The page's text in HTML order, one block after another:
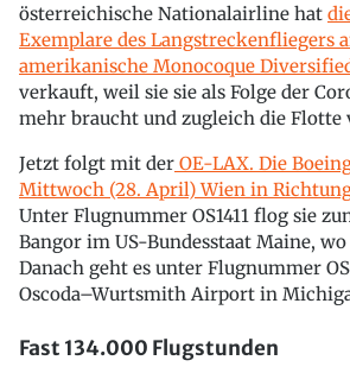
österreichische Nationalairline hat
Exemplare des Langstreckenfliegers
amerikanische Monocoque
verkauft, weil sie sie als Folge der
mehr braucht und zugleich die
Jetzt folgt mit der OE-LAX. Die
Mittwoch (28. April) Wien in Richtung
Unter Flugnummer OS1411 flog sie
Bangor im US-Bundesstaat Maine,
Danach geht es unter Flugnummer
Oscoda–Wurtsmith Airport in
Fast 134.000 Flugstunden